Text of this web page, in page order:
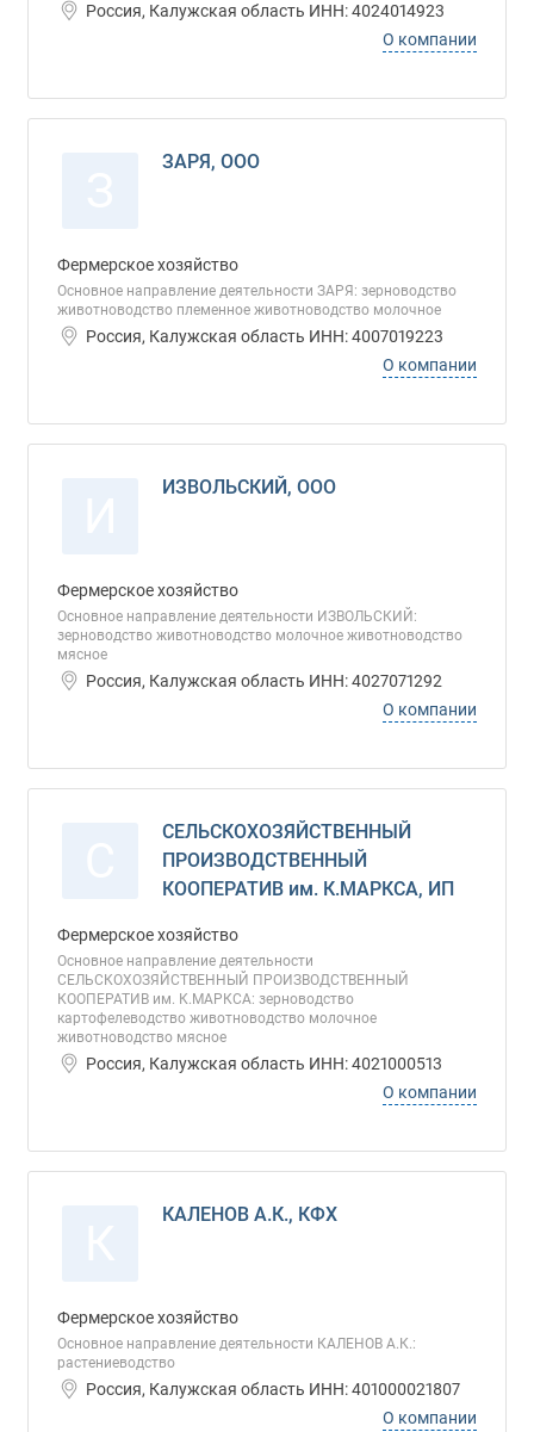
Россия, Калужская область ИНН: 4024014923
О компании
ЗАРЯ, ООО
Фермерское хозяйство
Основное направление деятельности ЗАРЯ: зерноводство
животноводство племенное животноводство молочное
Россия, Калужская область ИНН: 4007019223
О компании
ИЗВОЛЬСКИЙ, ООО
Фермерское хозяйство
Основное направление деятельности ИЗВОЛЬСКИЙ:
зерноводство животноводство молочное животноводство
мясное
Россия, Калужская область ИНН: 4027071292
О компании
СЕЛЬСКОХОЗЯЙСТВЕННЫЙ
ПРОИЗВОДСТВЕННЫЙ
КООПЕРАТИВ им. К.МАРКСА, ИП
Фермерское хозяйство
Основное направление деятельности
СЕЛЬСКОХОЗЯЙСТВЕННЫЙ ПРОИЗВОДСТВЕННЫЙ
КООПЕРАТИВ им. К.МАРКСА: зерноводство
картофелеводство животноводство молочное
животноводство мясное
Россия, Калужская область ИНН: 4021000513
О компании
КАЛЕНОВ А.К., КФХ
Фермерское хозяйство
Основное направление деятельности КАЛЕНОВ А.К.:
растениеводство
Россия, Калужская область ИНН: 401000021807
О компании